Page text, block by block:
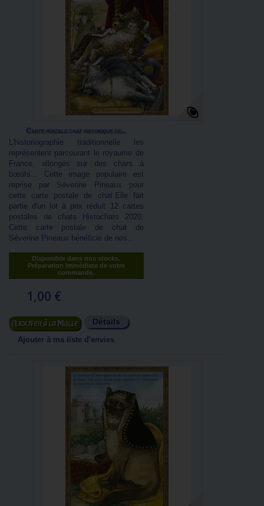
Carte postale chat historique de...
L'historiographie traditionnelle les
représentent parcourant le royaume de
France, allongés sur des chars à
bœufs... Cette image populaire est
reprise par Séverine Pineaux pour
cette carte postale de chat.Elle fait
partie d'un lot à prix réduit 12 cartes
postales de chats Histochats 2020.
Cette carte postale de chat de
Séverine Pineaux bénéficie de nos...
Disponible dans nos stocks.
Préparation immédiate de votre
commande.
1,00 €
Ajouter au panier Détails
Ajouter à ma liste d'envies